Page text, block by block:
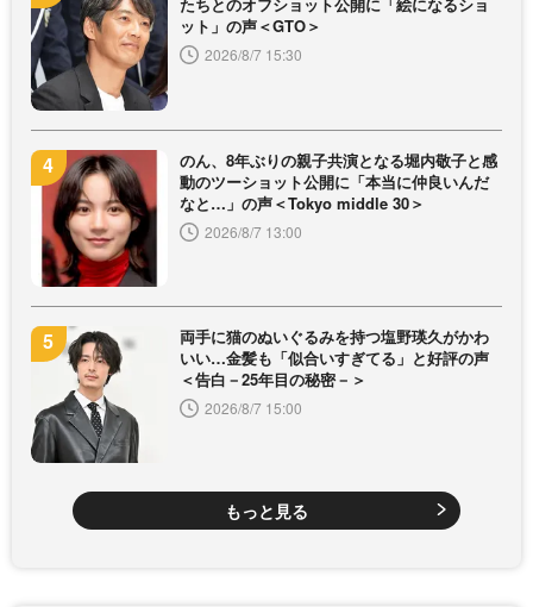
ット」の声＜GTO＞
2026/8/7 15:30
のん、8年ぶりの親子共演となる堀内敬子と感
動のツーショット公開に「本当に仲良いんだ
なと…」の声＜Tokyo middle 30＞
2026/8/7 13:00
両手に猫のぬいぐるみを持つ塩野瑛久がかわ
いい…金髪も「似合いすぎてる」と好評の声
＜告白－25年目の秘密－＞
2026/8/7 15:00
もっと見る